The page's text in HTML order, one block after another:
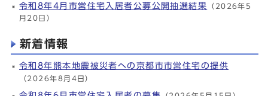
令和8年4月市営住宅入居者公募公開抽選結果 （2026年5
月20日）
新着情報
令和8年熊本地震被災者への京都市市営住宅の提供
（2026年8月4日）